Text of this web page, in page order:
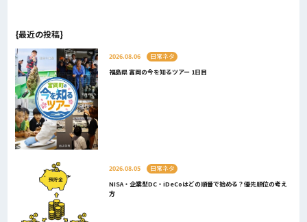
{最近の投稿}
2026.08.06
日常ネタ
福島県 富岡の今を知るツアー 1日目
2026.08.05
日常ネタ
NISA・企業型DC・iDeCoはどの順番で始める？優先順位の考え
方